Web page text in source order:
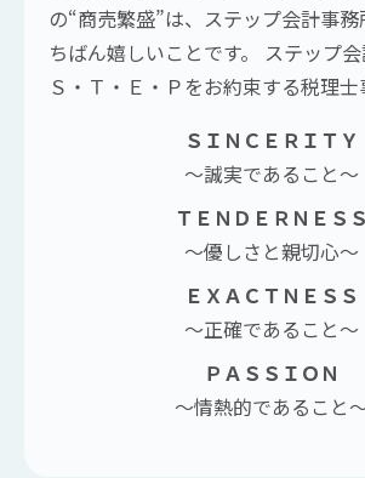
の“商売繁盛”は、ステップ会計事
ちばん嬉しいことです。 ステップ
Ｓ・Ｔ・Ｅ・Ｐをお約束する税理士
ＳＩＮＣＥＲＩＴＹ
～誠実であること～
ＴＥＮＤＥＲＮＥＳＳ
～優しさと親切心～
ＥＸＡＣＴＮＥＳＳ
～正確であること～
ＰＡＳＳＩＯＮ
～情熱的であること